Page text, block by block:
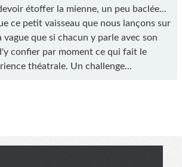
étoffer la mienne, un peu baclée...
ce petit vaisseau que nous lançons sur
que si chacun y parle avec son
confier par moment ce qui fait le
théatrale. Un challenge...